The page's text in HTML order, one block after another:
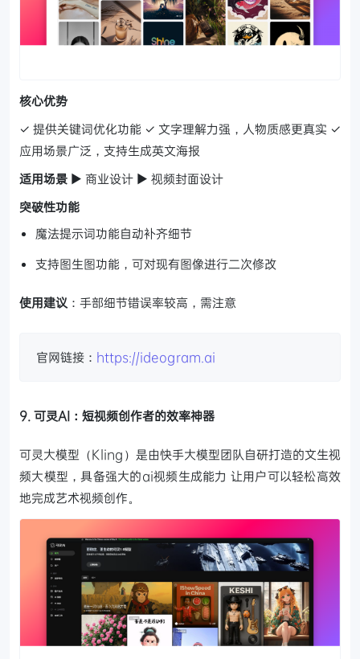
核心优势
✓ 提供关键词优化功能 ✓ 文字理解力强，人物质感更真实 ✓
应用场景广泛，支持生成英文海报
适用场景 ▶ 商业设计 ▶ 视频封面设计
突破性功能
魔法提示词功能自动补齐细节
支持图生图功能，可对现有图像进行二次修改
使用建议 ：手部细节错误率较高，需注意
官网链接： https://ideogram.ai
9. 可灵AI：短视频创作者的效率神器
可灵大模型（Kling）是由快手大模型团队自研打造的文生视
频大模型，具备强大的ai视频生成能力 让用户可以轻松高效
地完成艺术视频创作。